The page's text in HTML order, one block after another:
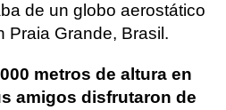
de un globo aerostático
Praia Grande, Brasil.
metros de altura en
amigos disfrutaron de